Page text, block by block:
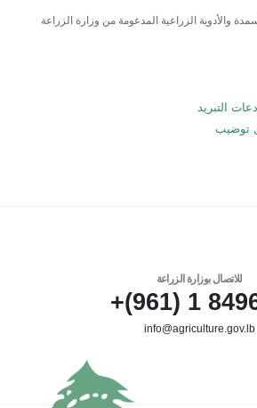
والأدوية الزراعية المدعومة من وزارة الزراعة
التبريد
توضيب
للاتصال بوزارة الزراعة
849618
info@agriculture.gov.lb